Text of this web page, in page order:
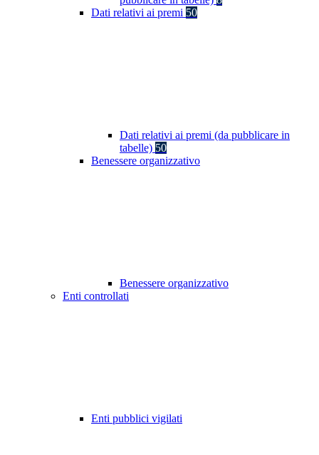
Dati relativi ai premi 50
Dati relativi ai premi (da pubblicare in
tabelle) 50
Benessere organizzativo
Benessere organizzativo
Enti controllati
Enti pubblici vigilati